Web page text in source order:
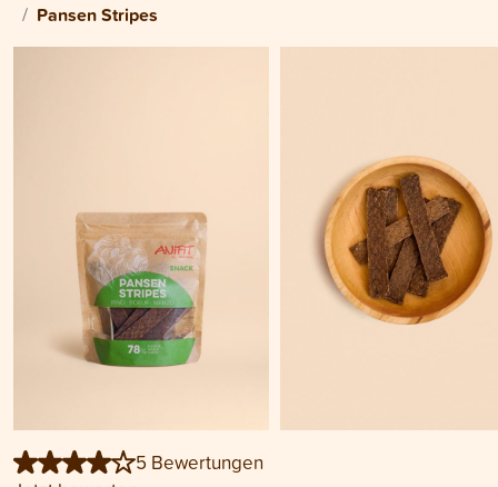
Pansen Stripes
5 Bewertungen